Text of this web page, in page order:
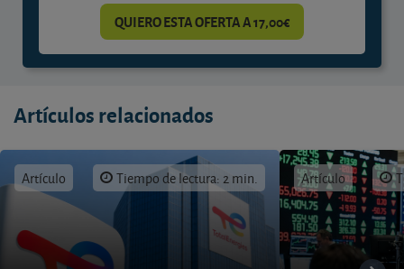
QUIERO ESTA OFERTA A 17,00€
Artículos relacionados
Artículo Tiempo de lectura: 2 min. Artículo